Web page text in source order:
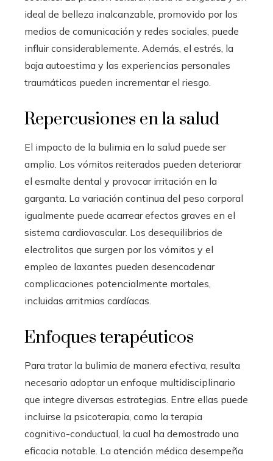
ideal de belleza inalcanzable, promovido por los
medios de comunicación y redes sociales, puede
influir considerablemente. Además, el estrés, la
baja autoestima y las experiencias personales
traumáticas pueden incrementar el riesgo.
Repercusiones en la salud
El impacto de la bulimia en la salud puede ser
amplio. Los vómitos reiterados pueden deteriorar
el esmalte dental y provocar irritación en la
garganta. La variación continua del peso corporal
igualmente puede acarrear efectos graves en el
sistema cardiovascular. Los desequilibrios de
electrolitos que surgen por los vómitos y el
empleo de laxantes pueden desencadenar
complicaciones potencialmente mortales,
incluidas arritmias cardíacas.
Enfoques terapéuticos
Para tratar la bulimia de manera efectiva, resulta
necesario adoptar un enfoque multidisciplinario
que integre diversas estrategias. Entre ellas puede
incluirse la psicoterapia, como la terapia
cognitivo-conductual, la cual ha demostrado una
eficacia notable. La atención médica desempeña